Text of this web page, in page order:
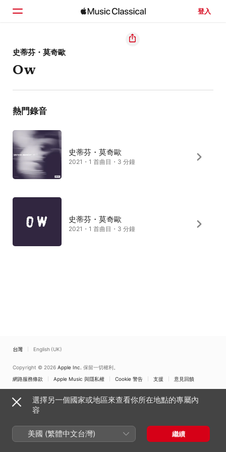
登入
首頁
瀏覽
搜尋
史蒂芬・莫奇歐
Ow
熱門錄音
史蒂芬・莫奇歐
2021・1 首曲目・3 分鐘
史蒂芬・莫奇歐
2021・1 首曲目・3 分鐘
台灣 English (UK)
Copyright © 2026 Apple Inc. 保留一切權利。
網路服務條款
Apple Music 與隱私權 Cookie 警告 支援 意見回饋
選擇另一個國家或地區來查看你所在地點的專屬內
容
美國 (繁體中文台灣) 繼續